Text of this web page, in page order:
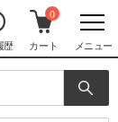
歴
0
カート メニュー